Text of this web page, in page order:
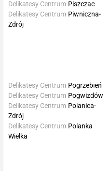
Delikatesy Centrum Piszczac
Delikatesy Centrum Piwniczna-
Zdrój
Delikatesy Centrum Pogrzebień
Delikatesy Centrum Pogwizdów
Delikatesy Centrum Polanica-
Zdrój
Delikatesy Centrum Polanka
Wielka